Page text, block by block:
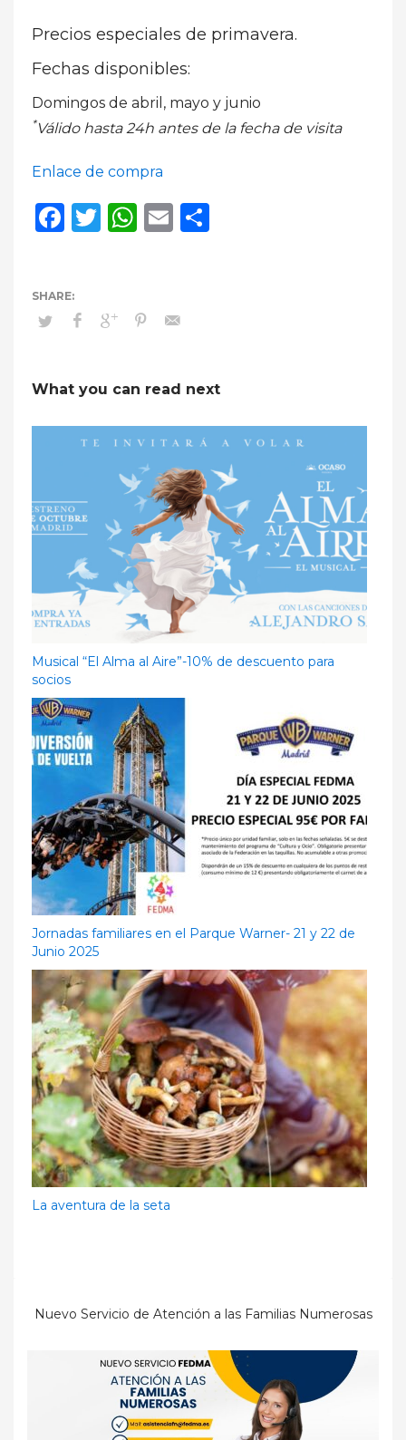
Precios especiales de primavera.
Fechas disponibles:
Domingos de abril, mayo y junio
*Válido hasta 24h antes de la fecha de visita
Enlace de compra
Facebook
Twitter
WhatsApp
Email
What you can read next
Musical “El Alma al Aire”-10% de descuento para
socios
Jornadas familiares en el Parque Warner- 21 y 22 de
Junio 2025
La aventura de la seta
Nuevo Servicio de Atención a las Familias Numerosas